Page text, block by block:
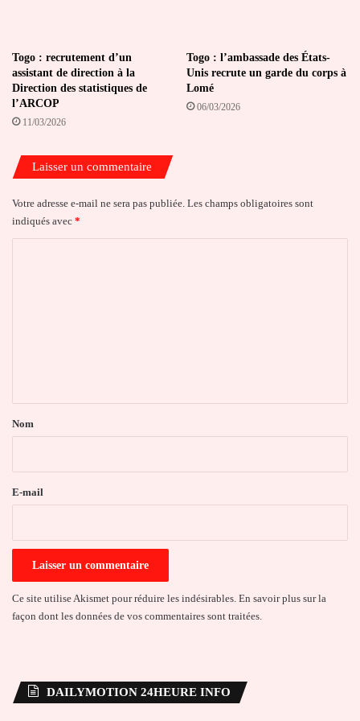
Togo : recrutement d’un
assistant de direction à la
Direction des statistiques de
l’ARCOP
11/03/2026
Togo : l’ambassade des États-
Unis recrute un garde du corps à
Lomé
06/03/2026
Laisser un commentaire
Votre adresse e-mail ne sera pas publiée. Les champs obligatoires sont
indiqués avec *
a
e
Nom
E-mail
Ce site utilise Akismet pour réduire les indésirables. En savoir plus sur la
façon dont les données de vos commentaires sont traitées
DAILYMOTION 24HEURE INFO